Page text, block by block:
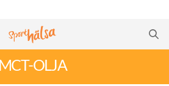
MCT-OLJA